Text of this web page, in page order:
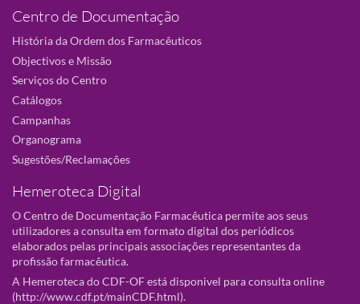
Centro de Documentação
História da Ordem dos Farmacêuticos
Objectivos e Missão
Serviços do Centro
Catálogos
Campanhas
Organograma
Sugestões/Reclamações
Hemeroteca Digital
O Centro de Documentação Farmacêutica permite aos seus
utilizadores a consulta em formato digital dos periódicos
elaborados pelas principais associações representantes da
profissão farmacêutica.
A Hemeroteca do CDF-OF está disponivel para consulta online
(http://www.cdf.pt/mainCDF.html).